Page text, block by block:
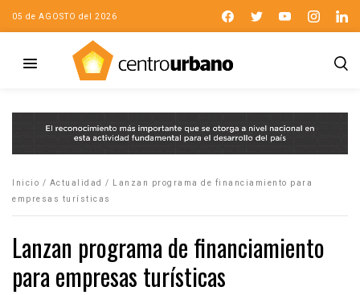
05 de AGOSTO del 2026
Inicio / Actualidad /
Lanzan programa de financiamiento para
empresas turísticas
Lanzan programa de financiamiento
para empresas turísticas